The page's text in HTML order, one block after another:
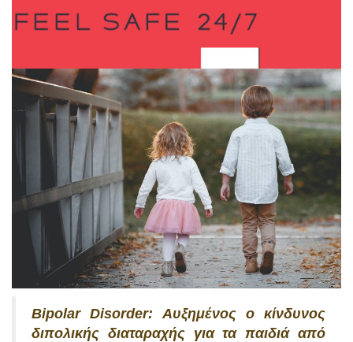
Bipolar Disorder: Αυξημένος ο κίνδυνος
διπολικής διαταραχής για τα παιδιά από